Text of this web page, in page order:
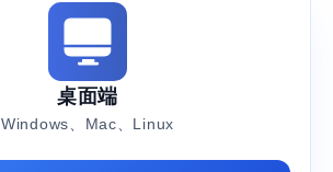
桌面端
Windows、Mac、Linux